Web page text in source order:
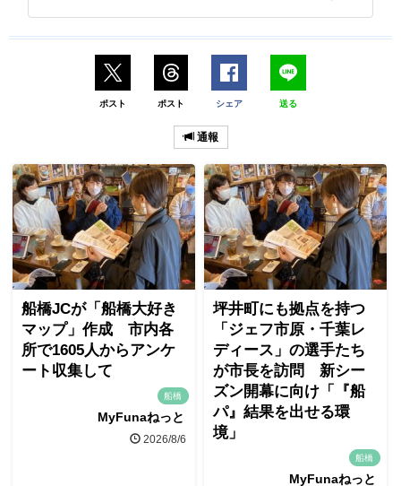
ポスト ポスト シェア 送る
通報
船橋JCが「船橋大好き
マップ」作成 市内各
所で1605人からアンケ
ート収集して
船橋
MyFunaねっと
2026/8/6
坪井町にも拠点を持つ
「ジェフ市原・千葉レ
ディース」の選手たち
が市長を訪問 新シー
ズン開幕に向け「『船
パ』結果を出せる環
境」
船橋
MyFunaねっと